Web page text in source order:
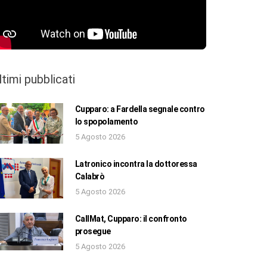
pubblicati
Cupparo: a Fardella segnale contro
lo spopolamento
5 Agosto 2026
Latronico incontra la dottoressa
Calabrò
5 Agosto 2026
CallMat, Cupparo: il confronto
prosegue
5 Agosto 2026